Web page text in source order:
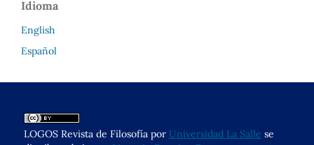
Idioma
English
Español
LOGOS Revista de Filosofía por Universidad La Salle se